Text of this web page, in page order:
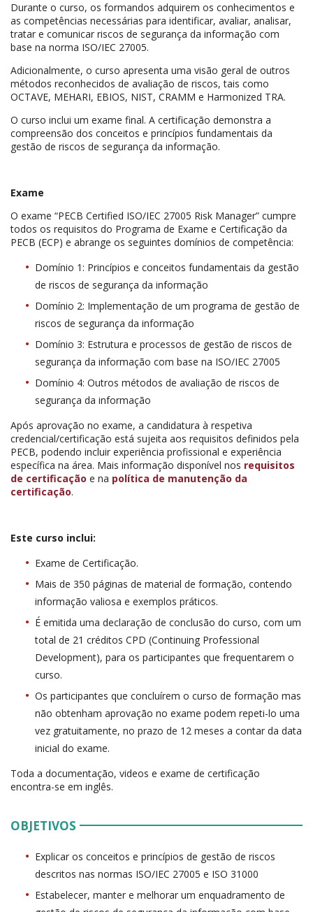
Durante o curso, os formandos adquirem os conhecimentos e
as competências necessárias para identificar, avaliar, analisar,
tratar e comunicar riscos de segurança da informação com
base na norma ISO/IEC 27005.
Adicionalmente, o curso apresenta uma visão geral de outros
métodos reconhecidos de avaliação de riscos, tais como
OCTAVE, MEHARI, EBIOS, NIST, CRAMM e Harmonized TRA.
O curso inclui um exame final. A certificação demonstra a
compreensão dos conceitos e princípios fundamentais da
gestão de riscos de segurança da informação.
Exame
O exame “PECB Certified ISO/IEC 27005 Risk Manager” cumpre
todos os requisitos do Programa de Exame e Certificação da
PECB (ECP) e abrange os seguintes domínios de competência:
Domínio 1: Princípios e conceitos fundamentais da gestão
de riscos de segurança da informação
Domínio 2: Implementação de um programa de gestão de
riscos de segurança da informação
Domínio 3: Estrutura e processos de gestão de riscos de
segurança da informação com base na ISO/IEC 27005
Domínio 4: Outros métodos de avaliação de riscos de
segurança da informação
Após aprovação no exame, a candidatura à respetiva
credencial/certificação está sujeita aos requisitos definidos pela
PECB, podendo incluir experiência profissional e experiência
específica na área. Mais informação disponível nos requisitos
de certificação e na política de manutenção da
certificação.
Este curso inclui:
Exame de Certificação.
Mais de 350 páginas de material de formação, contendo
informação valiosa e exemplos práticos.
É emitida uma declaração de conclusão do curso, com um
total de 21 créditos CPD (Continuing Professional
Development), para os participantes que frequentarem o
curso.
Os participantes que concluírem o curso de formação mas
não obtenham aprovação no exame podem repeti-lo uma
vez gratuitamente, no prazo de 12 meses a contar da data
inicial do exame.
Toda a documentação, videos e exame de certificação
encontra-se em inglês.
OBJETIVOS
Explicar os conceitos e princípios de gestão de riscos
descritos nas normas ISO/IEC 27005 e ISO 31000
Estabelecer, manter e melhorar um enquadramento de